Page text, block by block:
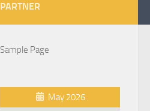
PARTNER
Sample Page
May 2026